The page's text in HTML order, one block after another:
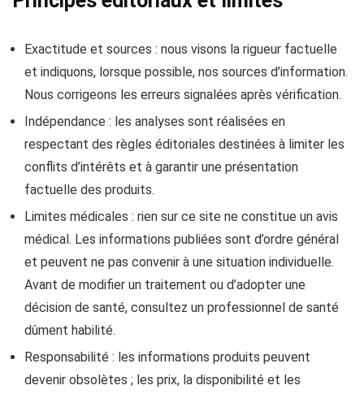
Exactitude et sources : nous visons la rigueur factuelle
et indiquons, lorsque possible, nos sources d’information.
Nous corrigeons les erreurs signalées après vérification.
Indépendance : les analyses sont réalisées en
respectant des règles éditoriales destinées à limiter les
conflits d’intérêts et à garantir une présentation
factuelle des produits.
Limites médicales : rien sur ce site ne constitue un avis
médical. Les informations publiées sont d’ordre général
et peuvent ne pas convenir à une situation individuelle.
Avant de modifier un traitement ou d’adopter une
décision de santé, consultez un professionnel de santé
dûment habilité.
Responsabilité : les informations produits peuvent
devenir obsolètes ; les prix, la disponibilité et les